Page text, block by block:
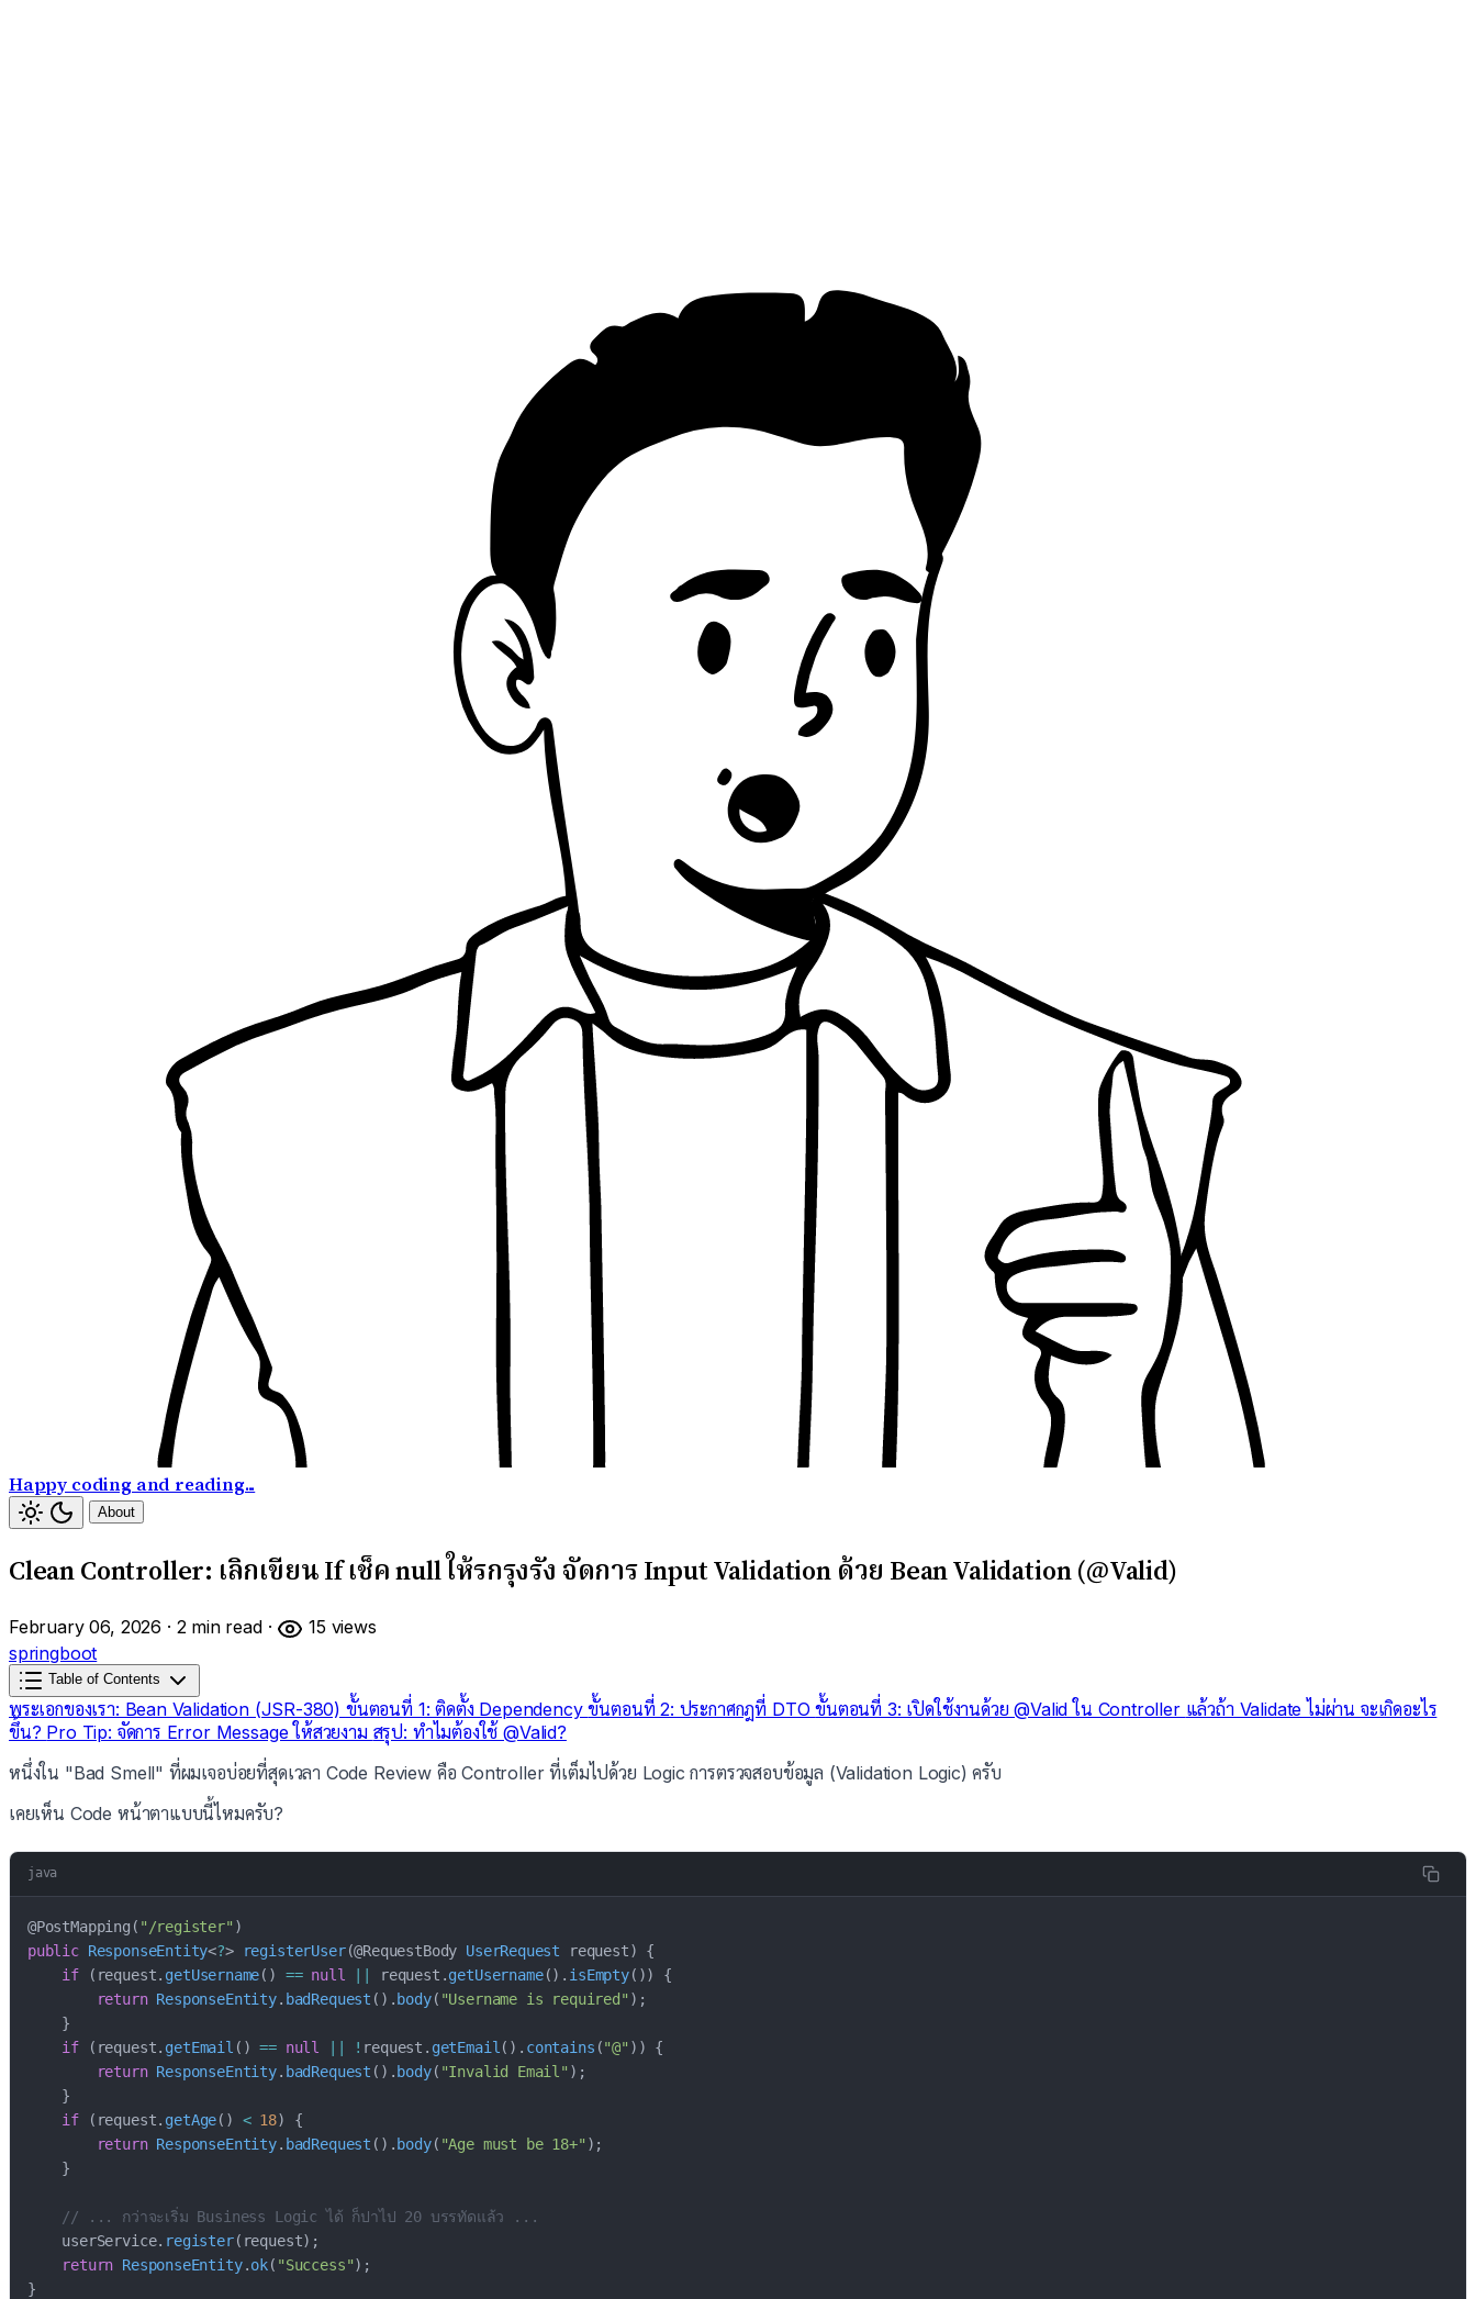
Happy coding and reading...
About
Clean Controller: เลิกเขียน If เช็ค null ให้รกรุงรัง จัดการ Input Validation ด้วย Bean Validation (@Valid)
February 06, 2026 · 2 min read ·
15 views
springboot
Table of Contents
พระเอกของเรา: Bean Validation (JSR-380) ขั้นตอนที่ 1: ติดตั้ง Dependencyขั้นตอนที่ 2: ประกาศกฎที่ DTOขั้นตอนที่ 3: เปิดใช้งานด้วย @Valid ใน Controller แล้วถ้า Validate ไม่ผ่าน จะเกิดอะไร
ขึ้น? Pro Tip: จัดการ Error Message ให้สวยงาม สรุป: ทำไมต้องใช้ @Valid?
หนึ่งใน "Bad Smell" ที่ผมเจอบ่อยที่สุดเวลา Code Review คือ Controller ที่เต็มไปด้วย Logic การตรวจสอบข้อมูล (Validation Logic) ครับ
เคยเห็น Code หน้าตาแบบนี้ไหมครับ?
java
@PostMapping ( "/register" )
public ResponseEntity<?> registerUser(@RequestBody UserRequest request)
{
if
( request. getUsername( ) == null request .getUsername() . isEmpty( ))
{
return ResponseEntity. badRequest ( ) . body( "Username is required" ) ;
}
if
( request. getEmail ( ) == null ! request . getEmail ( ) . contains ("@" ) )
{
return ResponseEntity. badRequest ( ) . body( "Invalid Email" ) ;
}
if
( request. getAge( ) < 18)
{
return ResponseEntity. badRequest ( ) . body( "Age must be 18+" ) ;
}
// ... กว่าจะเริ่ม Business Logic ได้ ก็ปาไป 20 บรรทัดแล้ว ...
    userService
. register( request) ;
return ResponseEntity.ok( "Success") ;
}